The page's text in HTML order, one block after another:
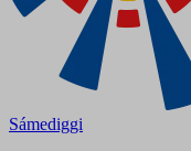
Sámediggi